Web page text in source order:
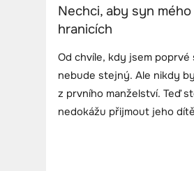
Nechci, aby syn
hranicích
Od chvíle, kdy jsem poprvé
nebude stejný. Ale nikdy
z prvního manželství. Teď
nedokážu přijmout jeho